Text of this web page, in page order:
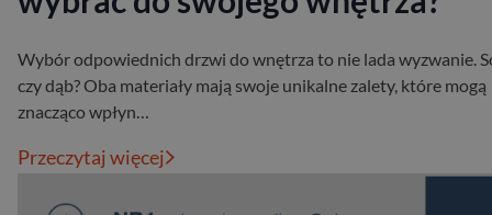
Wybór odpowiednich drzwi do wnętrza to nie lada wyzwanie.
czy dąb? Oba materiały mają swoje unikalne zalety, które mogą
znacząco wpłyn…
Przeczytaj więcej